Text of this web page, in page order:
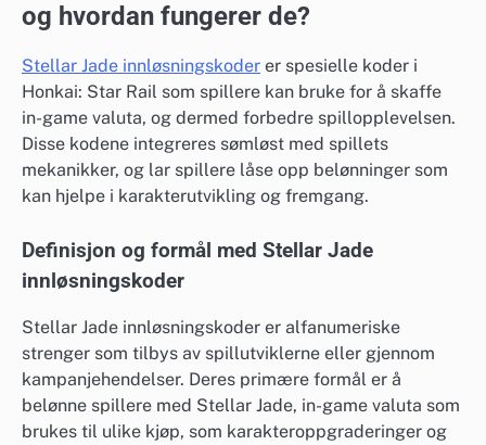
og hvordan fungerer de?
Stellar Jade innløsningskoder er spesielle koder i
Honkai: Star Rail som spillere kan bruke for å skaffe
in-game valuta, og dermed forbedre spillopplevelsen.
Disse kodene integreres sømløst med spillets
mekanikker, og lar spillere låse opp belønninger som
kan hjelpe i karakterutvikling og fremgang.
Definisjon og formål med Stellar Jade
innløsningskoder
Stellar Jade innløsningskoder er alfanumeriske
strenger som tilbys av spillutviklerne eller gjennom
kampanjehendelser. Deres primære formål er å
belønne spillere med Stellar Jade, in-game valuta som
brukes til ulike kjøp, som karakteroppgraderinger og